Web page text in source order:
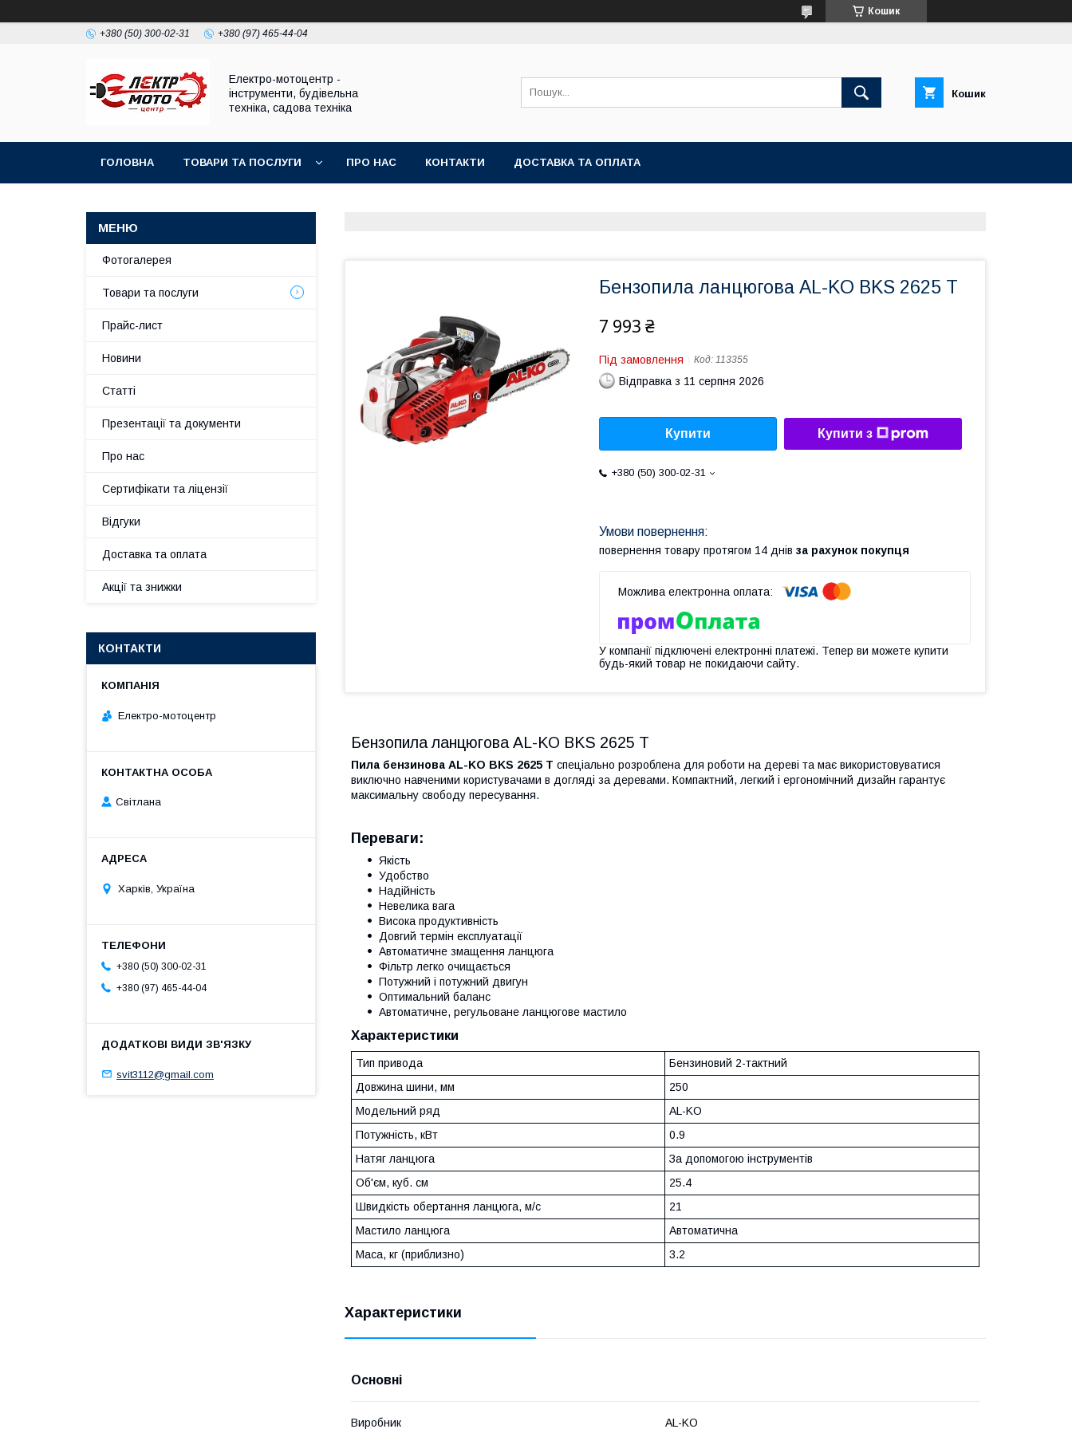
Кошик
+380 (50) 300-02-31 +380 (97) 465-44-04
Електро-мотоцентр -
інструменти, будівельна
техніка, садова техніка
Кошик
ГОЛОВНА ТОВАРИ ТА ПОСЛУГИ ПРО НАС КОНТАКТИ ДОСТАВКА ТА ОПЛАТА
Бензопила ланцюгова AL-KO BKS 2625 Т
7 993 ₴
Під замовлення Код: 113355
Відправка з 11 серпня 2026
Купити Купити з
+380 (50) 300-02-31
повернення товару протягом 14 днів за рахунок покупця
У компанії підключені електронні платежі. Тепер ви можете купити
будь-який товар не покидаючи сайту.
Бензопила ланцюгова AL-KO BKS 2625 Т
Пила бензинова AL-KO BKS 2625 T спеціально розроблена для роботи на дереві та має використовуватися
виключно навченими користувачами в догляді за деревами. Компактний, легкий і ергономічний дизайн гарантує
максимальну свободу пересування.
Переваги:
Якість
Удобство
Надійність
Невелика вага
Висока продуктивність
Довгий термін експлуатації
Автоматичне змащення ланцюга
Фільтр легко очищається
Потужний і потужний двигун
Оптимальний баланс
Автоматичне, регульоване ланцюгове мастило
Характеристики
Тип привода
Бензиновий 2-тактний
Довжина шини, мм
250
Модельний ряд
AL-KO
Потужність, кВт
0.9
Натяг ланцюга
За допомогою інструментів
Об'єм, куб. см
25.4
Швидкість обертання ланцюга, м/с
21
Мастило ланцюга
Автоматична
Маса, кг (приблизно)
3.2
Характеристики
Основні
Виробник AL-KO
Фотогалерея
Товари та послуги
Прайс-лист
Новини
Статті
Презентації та документи
Про нас
Сертифікати та ліцензії
Відгуки
Доставка та оплата
Акції та знижки
КОНТАКТИ
Електро-мотоцентр
Світлана
Харків, Україна
+380 (50) 300-02-31
+380 (97) 465-44-04
svit3112@gmail.com